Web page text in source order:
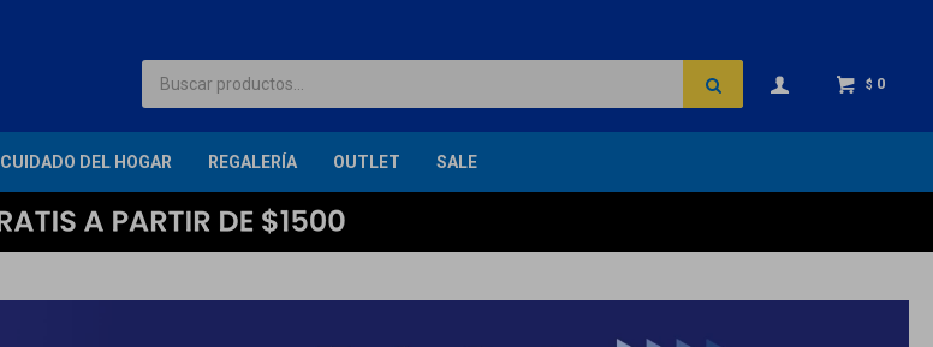
CUIDADO DEL HOGAR REGALERÍA OUTLET SALE
$ 0